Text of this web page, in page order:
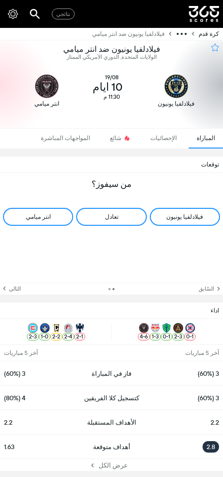
نتائجي
كرة قدم فيلادلفيا يونيون ضد انتر ميامي
فيلادلفيا يونيون ضد انتر ميامي
الولايات المتحدة, الدوري الأمريكي الممتاز
فيلادلفيا يونيون
19/08
10 ايام
11:30 م
انتر ميامي
المباراة الإحصائيات شائع المواجهات المباشرة
توقعات
من سيفوز؟
فيلادلفيا يونيون تعادل انتر ميامي
السّابق التالي
اداء
1
-
0
3
-
2
1
-
0
3
-
1
6
-
4
1
-
2
4
-
2
2
-
2
0
-
1
3
-
2
آخر 5 مباريات آخر 5 مباريات
3 (60%) فاز في المباراة 3 (60%)
3 (60%) كتسجيل كلا الفريقين 4 (80%)
2.2 الأهداف المستقبلة 2.2
2.8 أهداف متوقعة 1.63
عرض الكل